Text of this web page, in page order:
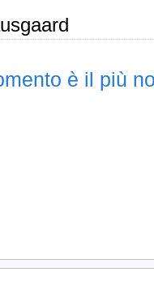
è il più